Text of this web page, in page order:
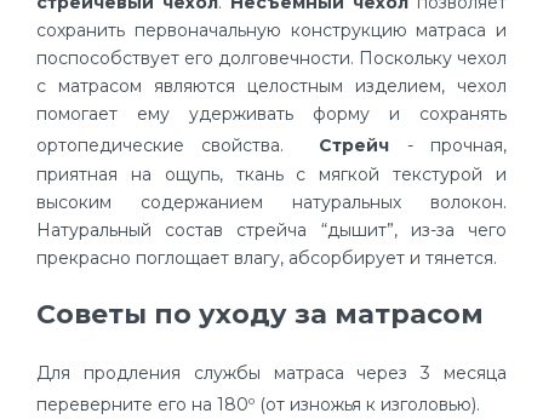
сохранить первоначальную конструкцию матраса и
поспособствует его долговечности. Поскольку чехол
с матрасом являются целостным изделием, чехол
помогает ему удерживать форму и сохранять
ортопедические свойства.
Стрейч - прочная,
приятная на ощупь, ткань с мягкой текстурой и
высоким содержанием натуральных волокон.
Натуральный состав стрейча “дышит”, из-за чего
прекрасно поглощает влагу, абсорбирует и тянется.
Советы по уходу за матрасом
Для продления службы матраса через 3 месяца
переверните его на 180º (от изножья к изголовью).